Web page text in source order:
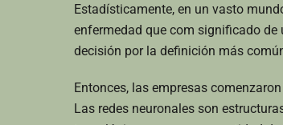
Estadísticamente, en un vasto
enfermedad que com significado
decisión por la definición más
Entonces, las empresas
Las redes neuronales son